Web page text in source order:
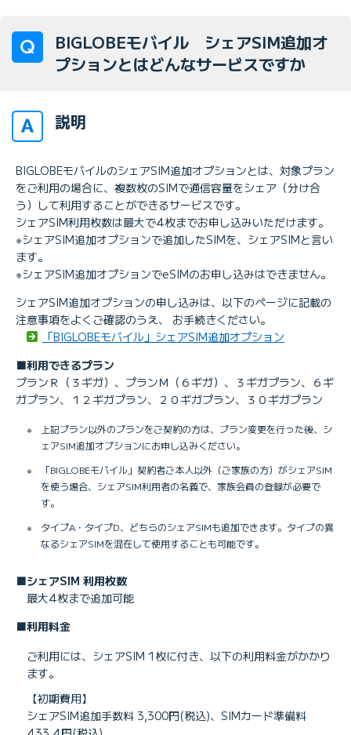
BIGLOBEモバイル シェアSIM追加オ
プションとはどんなサービスですか
説明
BIGLOBEモバイルのシェアSIM追加オプションとは、対象プラン
をご利用の場合に、複数枚のSIMで通信容量をシェア（分け合
う）して利用することができるサービスです。
シェアSIM利用枚数は最大で4枚までお申し込みいただけます。
※シェアSIM追加オプションで追加したSIMを、シェアSIMと言い
ます。
※シェアSIM追加オプションでeSIMのお申し込みはできません。
シェアSIM追加オプションの申し込みは、以下のページに記載の
注意事項をよくご確認のうえ、 お手続きください。
「BIGLOBEモバイル」シェアSIM追加オプション
■利用できるプラン
プランＲ（３ギガ）、プランＭ（６ギガ）、３ギガプラン、６ギ
ガプラン、１２ギガプラン、２０ギガプラン、３０ギガプラン
※
上記プラン以外のプランをご契約の方は、プラン変更を行った後、シ
ェアSIM追加オプションにお申し込みください。
※
「BIGLOBEモバイル」契約者ご本人以外（ご家族の方）がシェアSIM
を使う場合、シェアSIM利用者の名義で、家族会員の登録が必要で
す。
※
タイプA・タイプD、どちらのシェアSIMも追加できます。タイプの異
なるシェアSIMを混在して使用することも可能です。
■シェアSIM 利用枚数
最大4枚まで追加可能
■利用料金
ご利用には、シェアSIM 1枚に付き、以下の利用料金がかかり
ます。
【初期費用】
シェアSIM追加手数料 3,300円(税込)、SIMカード準備料